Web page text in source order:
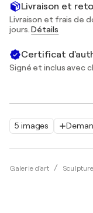
5 images
Galerie d'art Sculpture
Livraison et
Livraison et frais de
jours.Détails
Certificat
Signé et inclus avec